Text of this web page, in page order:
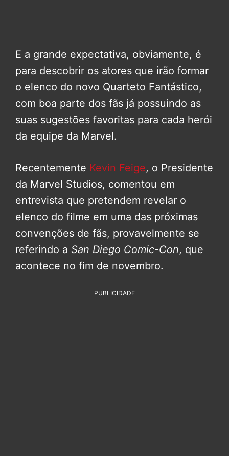
E a grande expectativa, obviamente, é
para descobrir os atores que irão formar
o elenco do novo Quarteto Fantástico,
com boa parte dos fãs já possuindo as
suas sugestões favoritas para cada herói
da equipe da Marvel.
Recentemente Kevin Feige, o Presidente
da Marvel Studios, comentou em
entrevista que pretendem revelar o
elenco do filme em uma das próximas
convenções de fãs, provavelmente se
referindo a San Diego Comic-Con, que
acontece no fim de novembro.
PUBLICIDADE